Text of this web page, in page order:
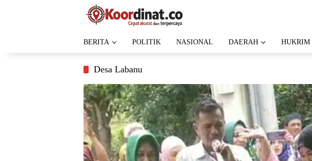
BERITA POLITIK NASIONAL DAERAH HUKRIM
Desa Labanu